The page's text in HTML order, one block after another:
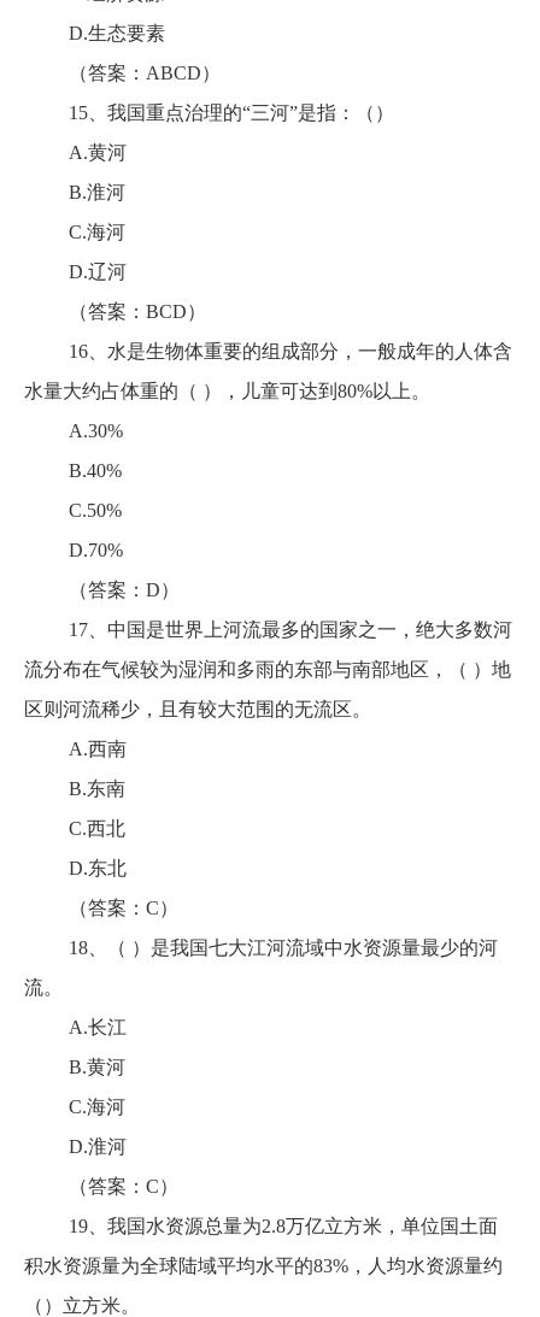
D.生态要素
（答案：ABCD）
15、我国重点治理的“三河”是指：（）
A.黄河
B.淮河
C.海河
D.辽河
（答案：BCD）
16、水是生物体重要的组成部分，一般成年的人体含
水量大约占体重的（ ），儿童可达到80%以上。
A.30%
B.40%
C.50%
D.70%
（答案：D）
17、中国是世界上河流最多的国家之一，绝大多数河
流分布在气候较为湿润和多雨的东部与南部地区，（ ）地
区则河流稀少，且有较大范围的无流区。
A.西南
B.东南
C.西北
D.东北
（答案：C）
18、（ ）是我国七大江河流域中水资源量最少的河
流。
A.长江
B.黄河
C.海河
D.淮河
（答案：C）
19、我国水资源总量为2.8万亿立方米，单位国土面
积水资源量为全球陆域平均水平的83%，人均水资源量约
（）立方米。